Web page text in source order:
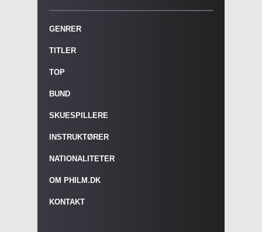
GENRER
TITLER
TOP
BUND
SKUESPILLERE
INSTRUKTØRER
NATIONALITETER
OM PHILM.DK
KONTAKT